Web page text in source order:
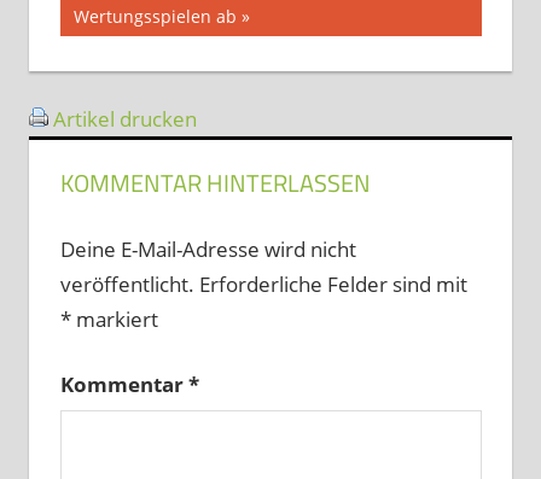
Beitrag:
Wertungsspielen ab
Artikel drucken
KOMMENTAR HINTERLASSEN
Deine E-Mail-Adresse wird nicht
veröffentlicht. Erforderliche Felder sind mit
*markiert
Kommentar*